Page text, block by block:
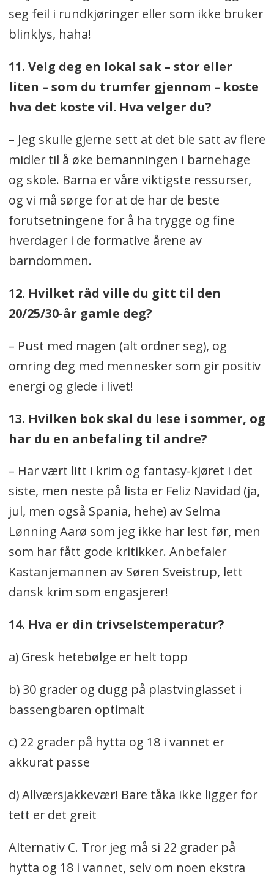
seg feil i rundkjøringer eller som ikke bruker
blinklys, haha!
11. Velg deg en lokal sak – stor eller
liten – som du trumfer gjennom – koste
hva det koste vil. Hva velger du?
– Jeg skulle gjerne sett at det ble satt av flere
midler til å øke bemanningen i barnehage
og skole. Barna er våre viktigste ressurser,
og vi må sørge for at de har de beste
forutsetningene for å ha trygge og fine
hverdager i de formative årene av
barndommen.
12. Hvilket råd ville du gitt til den
20/25/30-år gamle deg?
– Pust med magen (alt ordner seg), og
omring deg med mennesker som gir positiv
energi og glede i livet!
13. Hvilken bok skal du lese i sommer, og
har du en anbefaling til andre?
– Har vært litt i krim og fantasy-kjøret i det
siste, men neste på lista er Feliz Navidad (ja,
jul, men også Spania, hehe) av Selma
Lønning Aarø som jeg ikke har lest før, men
som har fått gode kritikker. Anbefaler
Kastanjemannen av Søren Sveistrup, lett
dansk krim som engasjerer!
14. Hva er din trivselstemperatur?
a) Gresk hetebølge er helt topp
b) 30 grader og dugg på plastvinglasset i
bassengbaren optimalt
c) 22 grader på hytta og 18 i vannet er
akkurat passe
d) Allværsjakkevær! Bare tåka ikke ligger for
tett er det greit
Alternativ C. Tror jeg må si 22 grader på
hytta og 18 i vannet, selv om noen ekstra